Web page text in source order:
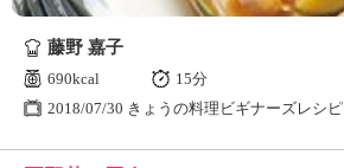
藤野 嘉子
690kcal
15分
2018/07/30 きょうの料理ビギナーズレシピ